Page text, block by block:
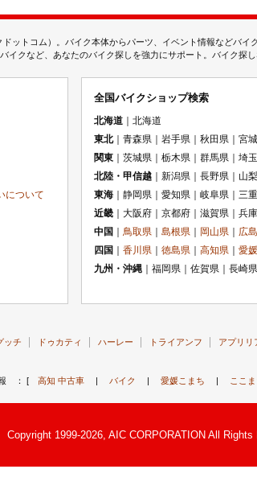
ットコム）。バイク本体からパーツ、イベント情報などバイ
イクなど、あなたのバイク探しを強力にサポート。バイク探
について
全国バイクショップ検索
北海道 ｜北海道
東北｜青森県｜岩手県｜秋田県｜宮
関東 ｜茨城県｜栃木県｜群馬県｜埼
北陸・甲信越 ｜新潟県｜長野県｜山
東海 ｜静岡県｜愛知県｜岐阜県｜三
近畿 ｜大阪府｜京都府｜滋賀県｜兵
中国
鳥取県 島根県 岡山県 広
四国
香川県 徳島県 高知県
愛
九州・沖縄 ｜福岡県｜佐賀県｜長崎
ッチ ドゥカティ ハーレー トライアンフ アプリリ
報 ： [ 高知 中古車| バイク | 愛媛こまち | ここ
Copyright 1999-2026, AIC CORPORATION All Rights